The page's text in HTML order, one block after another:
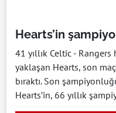
Hearts’in
41 yıllık Celtic -
yaklaşan Hearts, son
bıraktı. Son
Hearts’in, 66 yıllık